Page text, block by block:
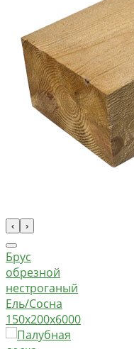
‹ ›
Брус
обрезной
нестроганый
Ель/Сосна
150х200х6000